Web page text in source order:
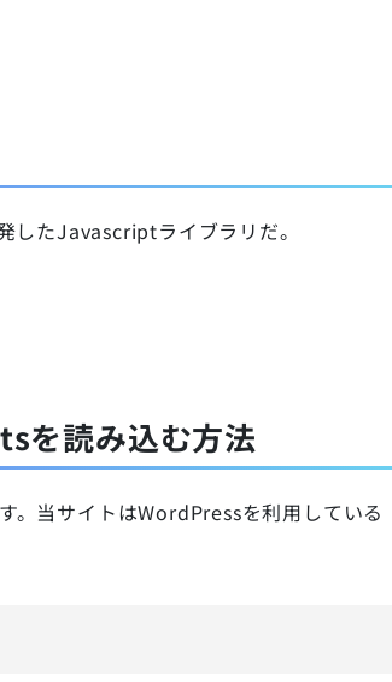
たJavascriptライブラリだ。
を読み込む方法
当サイトはWordPressを利用している